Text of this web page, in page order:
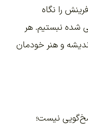
را نگاه
نبستیم. هر
و هنر خودمان
نیست؛